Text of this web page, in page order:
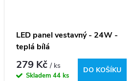
LED panel vestavný - 24W -
teplá bílá
279 Kč/ ks
Skladem44 ks
DO KOŠÍKU